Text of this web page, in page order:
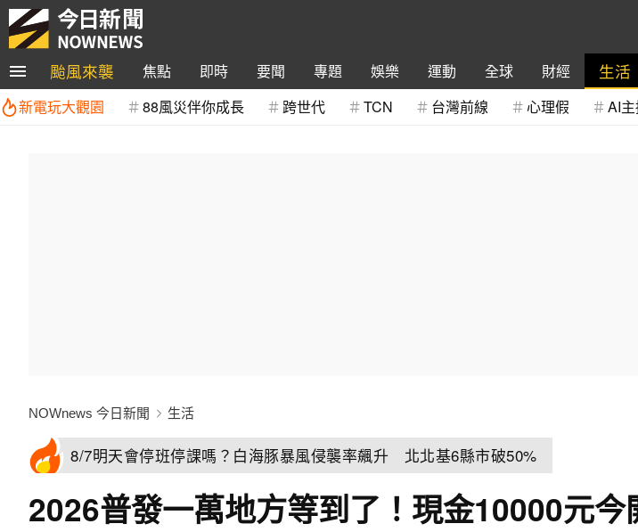
颱風來襲 焦點 即時 要聞 專題 娛樂 運動 全球 財經 生活
新電玩大觀園
88風災伴你成長 跨世代 TCN 台灣前線 心理假 AI
NOWnews 今日新聞 生活
8/7明天會停班停課嗎？白海豚暴風侵襲率飆升 北北基6縣市破50%
2026普發一萬地方等到了！現金10000元